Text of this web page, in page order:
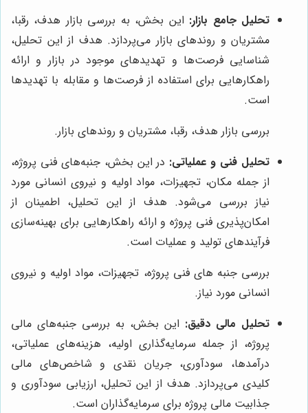
تحلیل جامع بازار: این بخش، به بررسی بازار هدف، رقبا،
مشتریان و روندهای بازار می‌پردازد. هدف از این تحلیل،
شناسایی فرصت‌ها و تهدیدهای موجود در بازار و ارائه
راهکارهایی برای استفاده از فرصت‌ها و مقابله با تهدیدها
است.
بررسی بازار هدف، رقبا، مشتریان و روندهای بازار.
تحلیل فنی و عملیاتی: در این بخش، جنبه‌های فنی پروژه،
از جمله مکان، تجهیزات، مواد اولیه و نیروی انسانی مورد
نیاز بررسی می‌شود. هدف از این تحلیل، اطمینان از
امکان‌پذیری فنی پروژه و ارائه راهکارهایی برای بهینه‌سازی
فرآیندهای تولید و عملیات است.
بررسی جنبه های فنی پروژه، تجهیزات، مواد اولیه و نیروی
انسانی مورد نیاز.
تحلیل مالی دقیق: این بخش، به بررسی جنبه‌های مالی
پروژه، از جمله سرمایه‌گذاری اولیه، هزینه‌های عملیاتی،
درآمدها، سودآوری، جریان نقدی و شاخص‌های مالی
کلیدی می‌پردازد. هدف از این تحلیل، ارزیابی سودآوری و
جذابیت مالی پروژه برای سرمایه‌گذاران است.